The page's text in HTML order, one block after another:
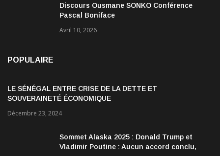
Discours Ousmane SONKO Conférence
Pascal Boniface
Avril 10, 2026
POPULAIRE
LE SÉNÉGAL ENTRE CRISE DE LA DETTE ET
SOUVERAINETÉ ÉCONOMIQUE
Décembre 23, 2024
Sommet Alaska 2025 : Donald Trump et
Vladimir Poutine : Aucun accord conclu,